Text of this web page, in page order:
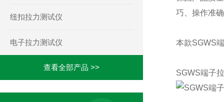
纽扣拉力测试仪
电子拉力测试仪
查看全部产品 >>
巧、操作准
本款SGWS
SGWS端子